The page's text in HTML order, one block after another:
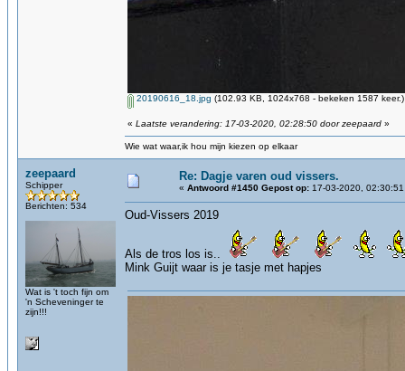
20190616_18.jpg (102.93 KB, 1024x768 - bekeken 1587 keer.)
« Laatste verandering: 17-03-2020, 02:28:50 door zeepaard »
Wie wat waar,ik hou mijn kiezen op elkaar
zeepaard
Schipper
Berichten: 534
Wat is 't toch fijn om
'n Scheveninger te
zijn!!!
Re: Dagje varen oud vissers.
« Antwoord #1450 Gepost op: 17-03-2020,
Oud-Vissers 2019
Als de tros los is..
Mink Guijt waar is je tasje met hapjes